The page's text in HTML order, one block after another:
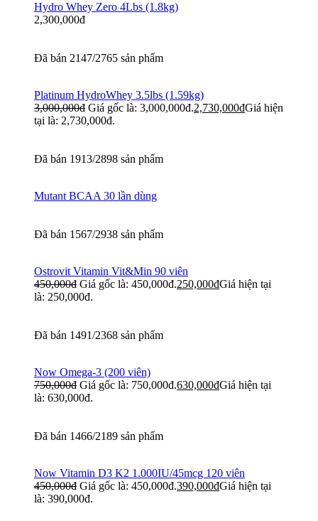
Hydro Whey Zero 4Lbs (1.8kg)
2,300,000đ
Đã bán 2147/2765 sản phẩm
Platinum HydroWhey 3.5lbs (1.59kg)
3,000,000đ Giá gốc là: 3,000,000đ.2,730,000đGiá hiện
tại là: 2,730,000đ.
Đã bán 1913/2898 sản phẩm
Mutant BCAA 30 lần dùng
Đã bán 1567/2938 sản phẩm
Ostrovit Vitamin Vit&Min 90 viên
450,000đ Giá gốc là: 450,000đ.250,000đGiá hiện tại
là: 250,000đ.
Đã bán 1491/2368 sản phẩm
Now Omega-3 (200 viên)
750,000đ Giá gốc là: 750,000đ.630,000đGiá hiện tại
là: 630,000đ.
Đã bán 1466/2189 sản phẩm
Now Vitamin D3 K2 1.000IU/45mcg 120 viên
450,000đ Giá gốc là: 450,000đ.390,000đGiá hiện tại
là: 390,000đ.